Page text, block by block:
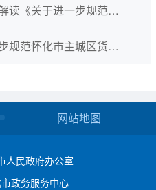
怀化市公安局交管支队解读《关于进一步规范怀化市主城区货车通行管理的通告（送审稿）》
音频解读：《关于进一步规范怀化市主城区货车通行管理的通告（送审稿）》
网站地图
人民政府办公室
政务服务中心